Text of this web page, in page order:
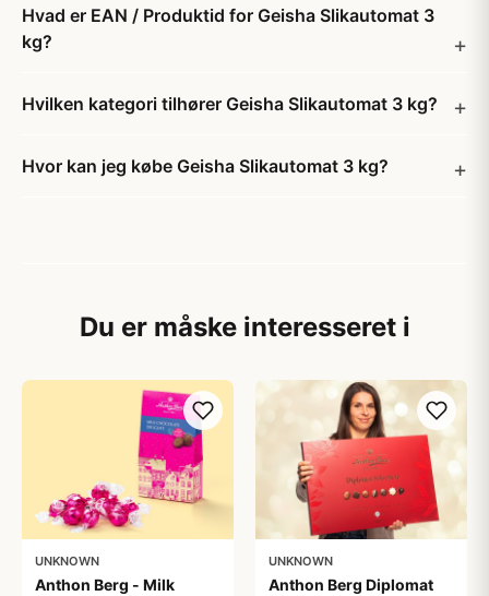
Hvad er EAN / Produktid for Geisha Slikautomat 3
kg?
Hvilken kategori tilhører Geisha Slikautomat 3 kg?
Hvor kan jeg købe Geisha Slikautomat 3 kg?
Du er måske interesseret i
UNKNOWN
Anthon Berg - Milk
UNKNOWN
Anthon Berg Diplomat